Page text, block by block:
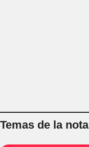
Temas de la nota